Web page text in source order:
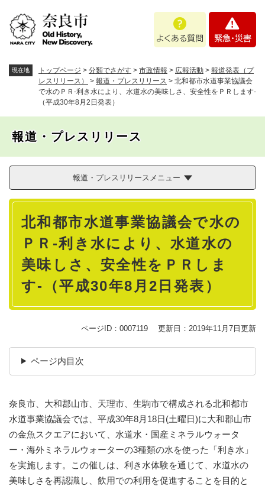
あ
問
・
現在地 トップページ > 分類でさがす > 市政情報 > 広報活動 > 報道発表（プ
レスリリース）
> 報道・プレスリリース > 北和都市水道事業協議会
で水のＰＲ-利き水により、水道水の美味しさ、安全性をＰＲします-
（平成30年8月2日発表）
報道・プレスリリース
報道・プレスリリースメニュー
本
北和都市水道事業協議会で水の
ＰＲ-利き水により、水道水の
美味しさ、安全性をＰＲしま
す-（平成30年8月2日発表）
ページID：0007119 更新日：2019年11月7日更新
ページ内目次
奈良市、大和郡山市、天理市、生駒市で構成される北和都市
水道事業協議会では、平成30年8月18日(土曜日)に大和郡山市
の金魚スクエアにおいて、水道水・国産ミネラルウォータ
ー・海外ミネラルウォーターの3種類の水を使った「利き水」
を実施します。この催しは、利き水体験を通じて、水道水の
美味しさを再認識し、飲用での利用を促進することを目的と